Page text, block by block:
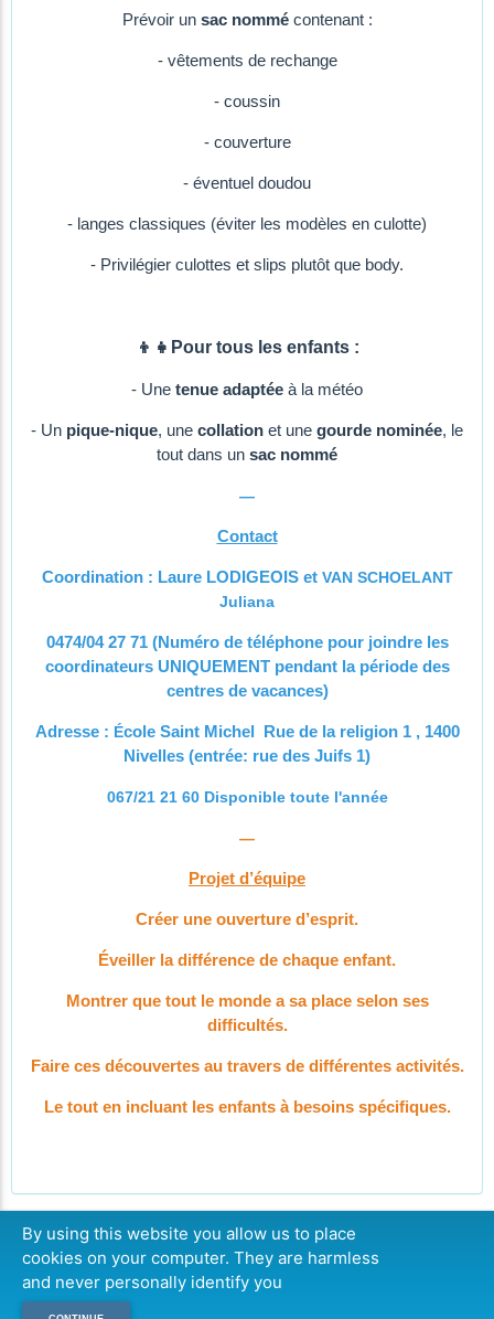
Prévoir un sac nommécontenant :
- vêtements de rechange
- coussin
- couverture
- éventuel doudou
- langes classiques (éviter les modèles en culotte)
- Privilégier culottes et slips plutôt que body.
👦👧Pour tous les enfants :
- Une tenue adaptée à la météo
- Un pique-nique, une collation et une gourde nominée, le
tout dans un sac nommé
—
Contact
Coordination : Laure LODIGEOIS et VAN SCHOELANT
Juliana
0474/04 27 71 (Numéro de téléphone pour joindre les
coordinateurs UNIQUEMENT pendant la période des
centres de vacances)
Adresse : École Saint Michel Rue de la religion 1 , 1400
Nivelles (entrée: rue des Juifs 1)
067/21 21 60 Disponible toute l'année
—
Projet d’équipe
Créer une ouverture d’esprit.
Éveiller la différence de chaque enfant.
Montrer que tout le monde a sa place selon ses
difficultés.
Faire ces découvertes au travers de différentes activités.
Le tout en incluant les enfants à besoins spécifiques.
CONTINUER
By using this website you allow us to place
cookies on your computer. They are harmless
and never personally identify you